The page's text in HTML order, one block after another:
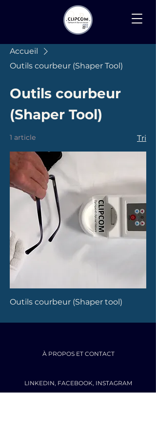
Recherche
Accueil
Outils courbeur (Shaper Tool)
Outils courbeur
(Shaper Tool)
1 article Tri
Outils courbeur (Shaper tool)
À PROPOS ET CONTACT
LINKEDIN, FACEBOOK, INSTAGRAM